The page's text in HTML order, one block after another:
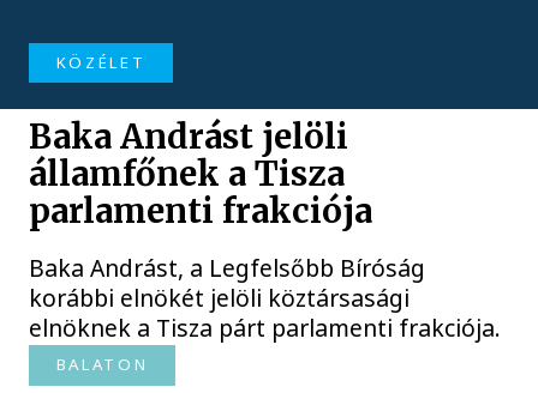
KÖZÉLET
Baka Andrást jelöli
államfőnek a Tisza
parlamenti frakciója
Baka Andrást, a Legfelsőbb Bíróság
korábbi elnökét jelöli köztársasági
elnöknek a Tisza párt parlamenti frakciója.
BALATON